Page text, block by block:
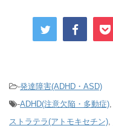
-発達障害(ADHD・ASD)
-ADHD(注意欠陥・多動症),
ストラテラ(アトモキセチン),